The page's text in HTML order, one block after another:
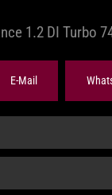
1.2 DI Turbo
E-Mail